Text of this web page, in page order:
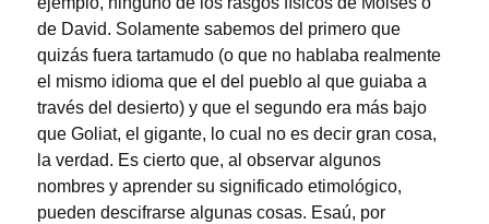
de David. Solamente sabemos del primero que
quizás fuera tartamudo (o que no hablaba realmente
el mismo idioma que el del pueblo al que guiaba a
través del desierto) y que el segundo era más bajo
que Goliat, el gigante, lo cual no es decir gran cosa,
la verdad. Es cierto que, al observar algunos
nombres y aprender su significado etimológico,
pueden descifrarse algunas cosas. Esaú, por